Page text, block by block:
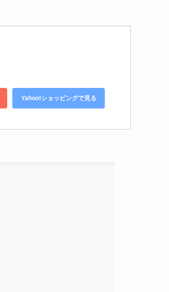
Yahoo!ショッピングで見る